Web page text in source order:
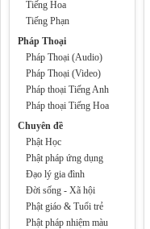
Tiếng Hoa
Tiếng Phạn
Pháp Thoại
Pháp Thoại (Audio)
Pháp Thoại (Video)
Pháp thoại Tiếng Anh
Pháp thoại Tiếng Hoa
Chuyên đề
Phật Học
Phật pháp ứng dụng
Đạo lý gia đình
Đời sống - Xã hội
Phật giáo & Tuổi trẻ
Phật pháp nhiệm màu